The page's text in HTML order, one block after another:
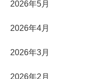
2026年5月
2026年4月
2026年3月
2026年2月